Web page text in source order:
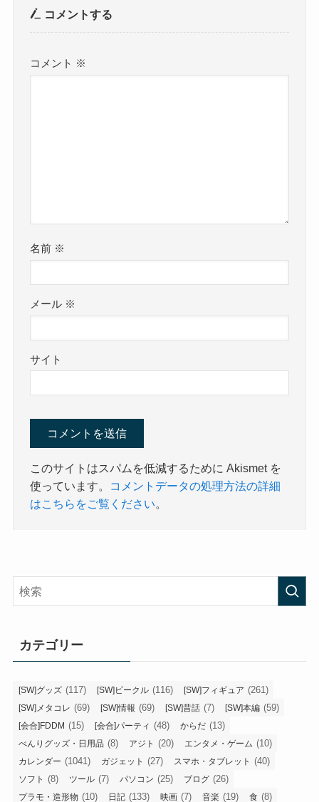
コメントする
コメント ※
名前 ※
メール ※
サイト
このサイトはスパムを低減するために Akismet を
使っています。
コメントデータの処理方法の詳細
はこちらをご覧ください。
カテゴリー
[SW]グッズ (117) [SW]ビークル (116) [SW]フィギュア (261)
[SW]メタコレ (69) [SW]情報 (69) [SW]昔話 (7) [SW]本編 (59)
[会合]FDDM (15) [会合]パーティ (48) からだ (13)
べんりグッズ・日用品 (8) アジト (20) エンタメ・ゲーム (10)
カレンダー (1041) ガジェット (27) スマホ・タブレット (40)
ソフト (8) ツール (7) パソコン (25) ブログ (26)
プラモ・造形物 (10) 日記 (133) 映画 (7) 音楽 (19) 食 (8)